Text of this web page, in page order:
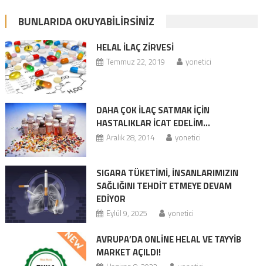
BUNLARIDA OKUYABILIRSINIZ
HELAL İLAÇ ZİRVESİ
Temmuz 22, 2019 yonetici
DAHA ÇOK İLAÇ SATMAK İÇİN
HASTALIKLAR İCAT EDELİM…
Aralık 28, 2014 yonetici
SIGARA TÜKETİMİ, İNSANLARIMIZIN
SAĞLIĞINI TEHDİT ETMEYE DEVAM
EDİYOR
Eylül 9, 2025 yonetici
AVRUPA’DA ONLİNE HELAL VE TAYYİB
MARKET AÇILDI!